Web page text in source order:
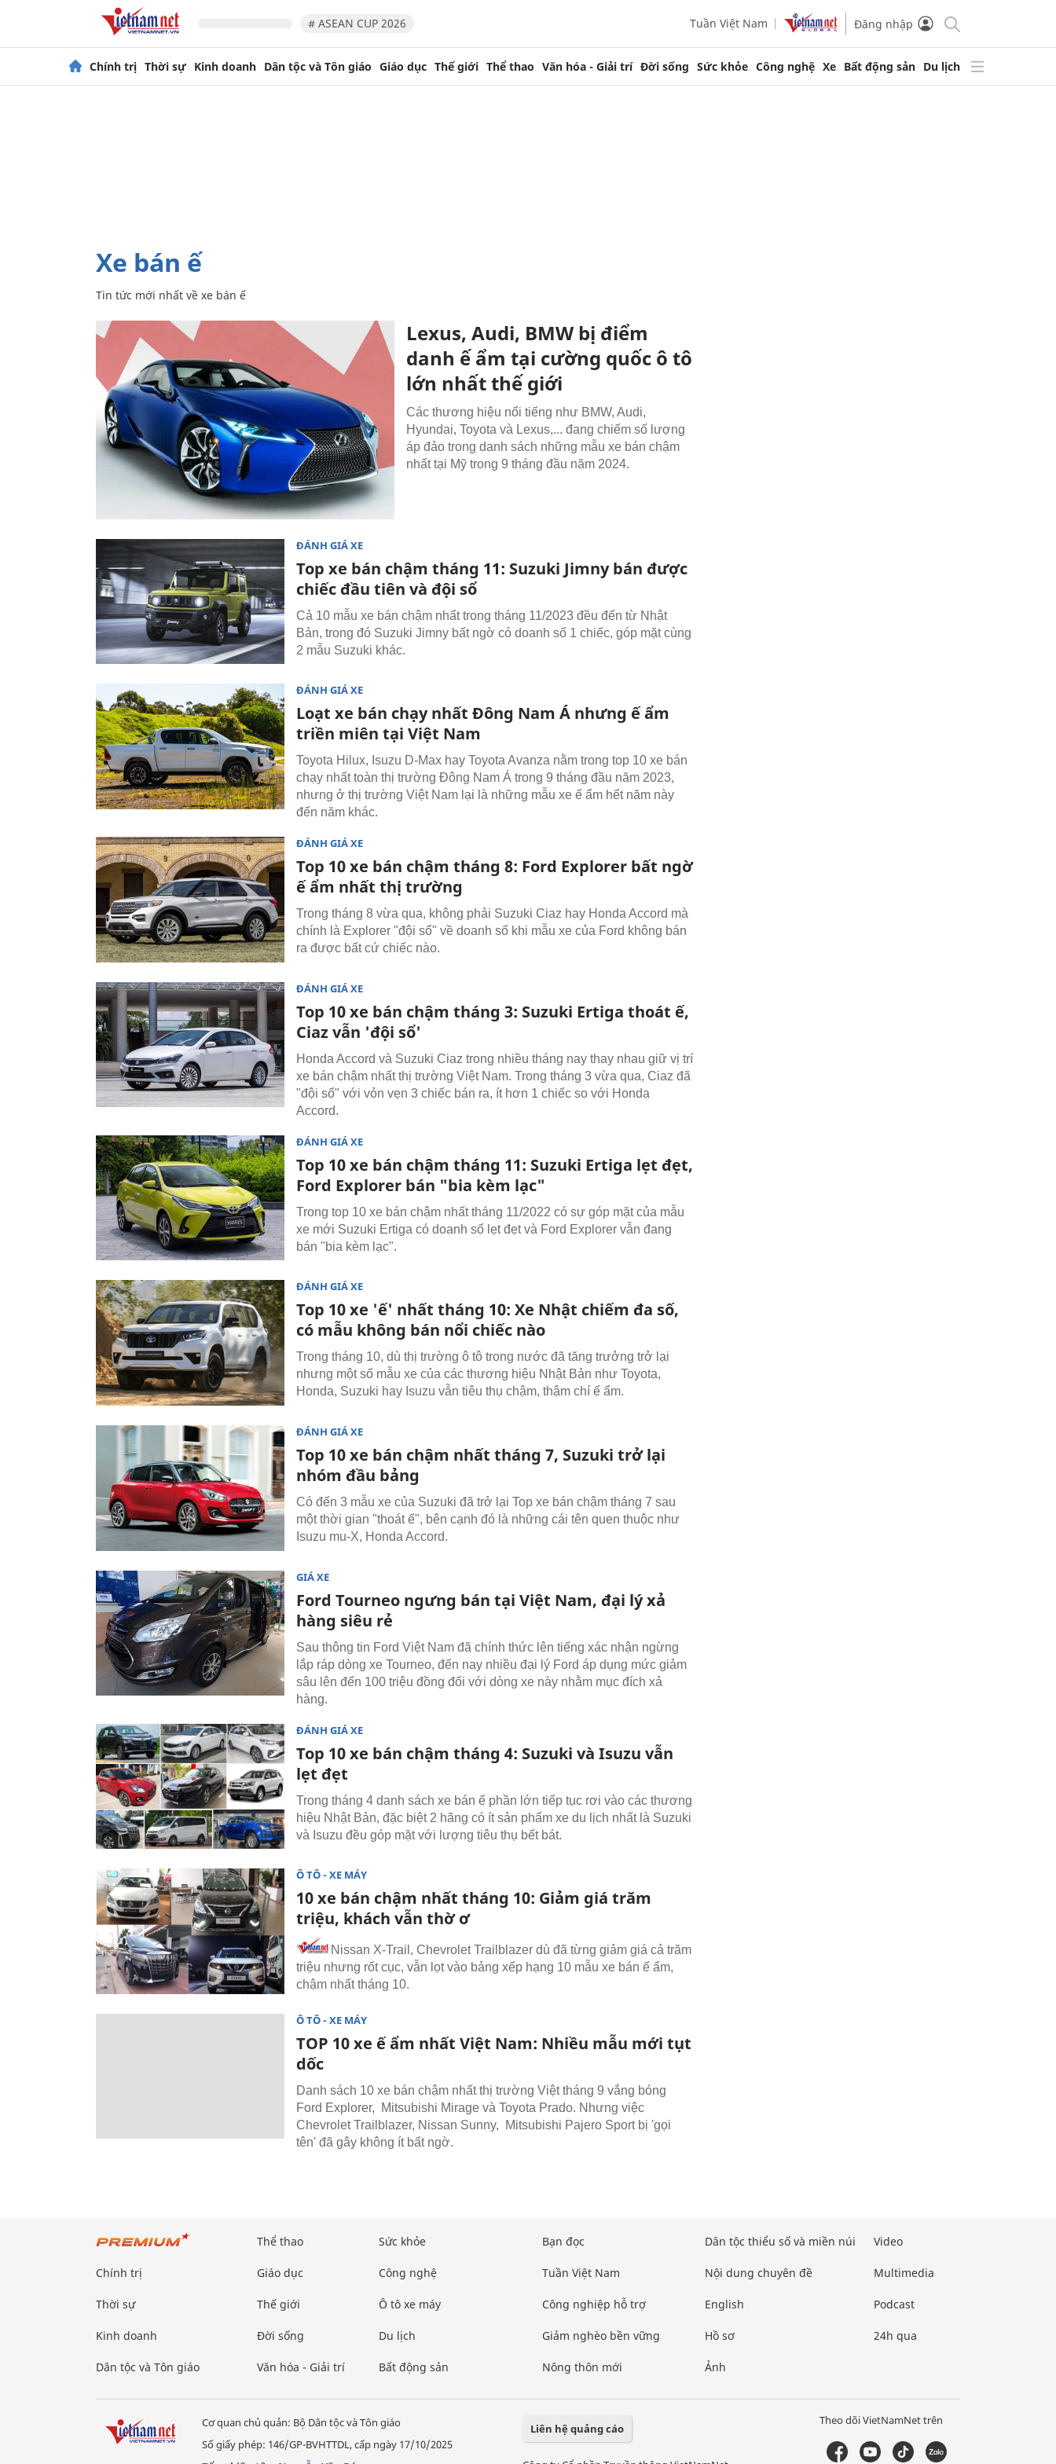
# ASEAN CUP 2026 Tuần Việt Nam Đăng nhập
Chính trị Thời sự Kinh doanh Dân tộc và Tôn giáo Giáo dục Thế giới Thể thao Văn hóa - Giải trí Đời sống Sức khỏe Công nghệ Xe Bất động sản Du lịch
xe bán ế
Tin tức mới nhất về xe bán ế
Lexus, Audi, BMW bị điểm
danh ế ẩm tại cường quốc ô tô
lớn nhất thế giới
Các thương hiệu nổi tiếng như BMW, Audi,
Hyundai, Toyota và Lexus,... đang chiếm số lượng
áp đảo trong danh sách những mẫu xe bán chậm
nhất tại Mỹ trong 9 tháng đầu năm 2024.
ĐÁNH GIÁ XE
Top xe bán chậm tháng 11: Suzuki Jimny bán được
chiếc đầu tiên và đội sổ
Cả 10 mẫu xe bán chậm nhất trong tháng 11/2023 đều đến từ Nhật
Bản, trong đó Suzuki Jimny bất ngờ có doanh số 1 chiếc, góp mặt cùng
2 mẫu Suzuki khác.
ĐÁNH GIÁ XE
Loạt xe bán chạy nhất Đông Nam Á nhưng ế ẩm
triền miên tại Việt Nam
Toyota Hilux, Isuzu D-Max hay Toyota Avanza nằm trong top 10 xe bán
chạy nhất toàn thị trường Đông Nam Á trong 9 tháng đầu năm 2023,
nhưng ở thị trường Việt Nam lại là những mẫu xe ế ẩm hết năm này
đến năm khác.
ĐÁNH GIÁ XE
Top 10 xe bán chậm tháng 8: Ford Explorer bất ngờ
ế ẩm nhất thị trường
Trong tháng 8 vừa qua, không phải Suzuki Ciaz hay Honda Accord mà
chính là Explorer "đội sổ" về doanh số khi mẫu xe của Ford không bán
ra được bất cứ chiếc nào.
ĐÁNH GIÁ XE
Top 10 xe bán chậm tháng 3: Suzuki Ertiga thoát ế,
Ciaz vẫn 'đội sổ'
Honda Accord và Suzuki Ciaz trong nhiều tháng nay thay nhau giữ vị trí
xe bán chậm nhất thị trường Việt Nam. Trong tháng 3 vừa qua, Ciaz đã
"đội sổ" với vỏn vẹn 3 chiếc bán ra, ít hơn 1 chiếc so với Honda
Accord.
ĐÁNH GIÁ XE
Top 10 xe bán chậm tháng 11: Suzuki Ertiga lẹt đẹt,
Ford Explorer bán "bia kèm lạc"
Trong top 10 xe bán chậm nhất tháng 11/2022 có sự góp mặt của mẫu
xe mới Suzuki Ertiga có doanh số lẹt đẹt và Ford Explorer vẫn đang
bán "bia kèm lạc".
ĐÁNH GIÁ XE
Top 10 xe 'ế' nhất tháng 10: Xe Nhật chiếm đa số,
có mẫu không bán nổi chiếc nào
Trong tháng 10, dù thị trường ô tô trong nước đã tăng trưởng trở lại
nhưng một số mẫu xe của các thương hiệu Nhật Bản như Toyota,
Honda, Suzuki hay Isuzu vẫn tiêu thụ chậm, thậm chí ế ẩm.
ĐÁNH GIÁ XE
Top 10 xe bán chậm nhất tháng 7, Suzuki trở lại
nhóm đầu bảng
Có đến 3 mẫu xe của Suzuki đã trở lại Top xe bán chậm tháng 7 sau
một thời gian "thoát ế", bên cạnh đó là những cái tên quen thuộc như
Isuzu mu-X, Honda Accord.
GIÁ XE
Ford Tourneo ngưng bán tại Việt Nam, đại lý xả
hàng siêu rẻ
Sau thông tin Ford Việt Nam đã chính thức lên tiếng xác nhận ngừng
lắp ráp dòng xe Tourneo, đến nay nhiều đại lý Ford áp dụng mức giảm
sâu lên đến 100 triệu đồng đối với dòng xe này nhằm mục đích xả
hàng.
ĐÁNH GIÁ XE
Top 10 xe bán chậm tháng 4: Suzuki và Isuzu vẫn
lẹt đẹt
Trong tháng 4 danh sách xe bán ế phần lớn tiếp tục rơi vào các thương
hiệu Nhật Bản, đặc biệt 2 hãng có ít sản phẩm xe du lịch nhất là Suzuki
và Isuzu đều góp mặt với lượng tiêu thụ bết bát.
Ô TÔ - XE MÁY
10 xe bán chậm nhất tháng 10: Giảm giá trăm
triệu, khách vẫn thờ ơ
Nissan X-Trail, Chevrolet Trailblazer dù đã từng giảm giá cả trăm
triệu nhưng rốt cục, vẫn lọt vào bảng xếp hạng 10 mẫu xe bán ế ẩm,
chậm nhất tháng 10.
Ô TÔ - XE MÁY
TOP 10 xe ế ẩm nhất Việt Nam: Nhiều mẫu mới tụt
dốc
Danh sách 10 xe bán chậm nhất thị trường Việt tháng 9 vắng bóng
Ford Explorer, Mitsubishi Mirage và Toyota Prado. Nhưng việc
Chevrolet Trailblazer, Nissan Sunny, Mitsubishi Pajero Sport bị 'gọi
tên' đã gây không ít bất ngờ.
Chính trị
Thời sự
Kinh doanh
Dân tộc và Tôn giáo
Thể thao
Giáo dục
Thế giới
Đời sống
Văn hóa - Giải trí
Sức khỏe
Công nghệ
Ô tô xe máy
Du lịch
Bất động sản
Bạn đọc
Tuần Việt Nam
Công nghiệp hỗ trợ
Giảm nghèo bền vững
Nông thôn mới
Dân tộc thiểu số và miền núi
Nội dung chuyên đề
English
Hồ sơ
Ảnh
Video
Multimedia
Podcast
24h qua
Cơ quan chủ quản: Bộ Dân tộc và Tôn giáo
Số giấy phép: 146/GP-BVHTTDL, cấp ngày 17/10/2025
Liên hệ quảng cáo
Theo dõi VietNamNet trên